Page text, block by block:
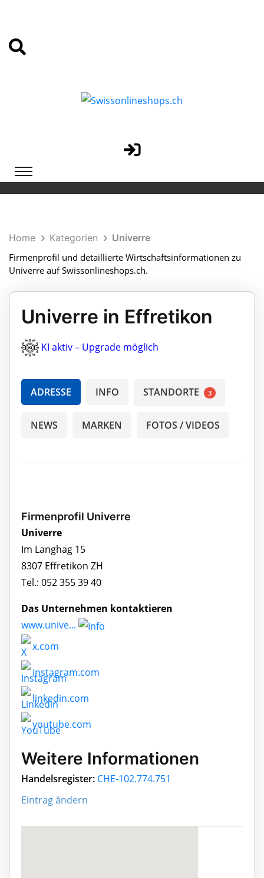
Home Kategorien
Univerre
Firmenprofil und detaillierte Wirtschaftsinformationen zu
Univerre auf Swissonlineshops.ch.
Univerre in Effretikon
KI aktiv – Upgrade möglich
ADRESSE INFO STANDORTE 3
NEWS MARKEN FOTOS / VIDEOS
Firmenprofil Univerre
Univerre
Im Langhag 15
8307 Effretikon ZH
Tel.: 052 355 39 40
Das Unternehmen kontaktieren
www.unive...
x.com
instagram.com
linkedin.com
youtube.com
Weitere Informationen
Handelsregister: CHE-102.774.751
Eintrag ändern